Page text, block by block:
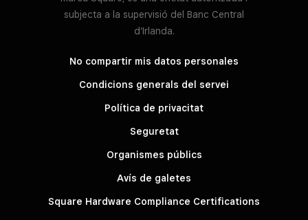
subjecta a la supervisió del Banc Central
d’Irlanda.
No compartir mis datos personales
Condicions generals del servei
Política de privacitat
Seguretat
Organismes públics
Avís de galetes
Square Hardware Compliance Certifications